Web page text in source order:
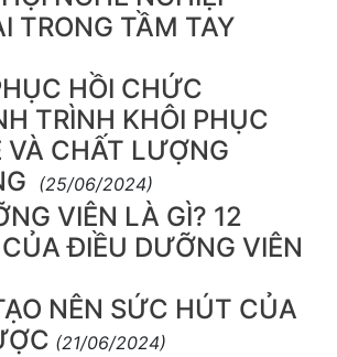
TRONG TẦM TAY
HỒI CHỨC
TRÌNH KHÔI PHỤC
VÀ CHẤT LƯỢNG
(25/06/2024)
VIÊN LÀ GÌ? 12
ĐIỀU DƯỠNG VIÊN
NÊN SỨC HÚT CỦA
(21/06/2024)